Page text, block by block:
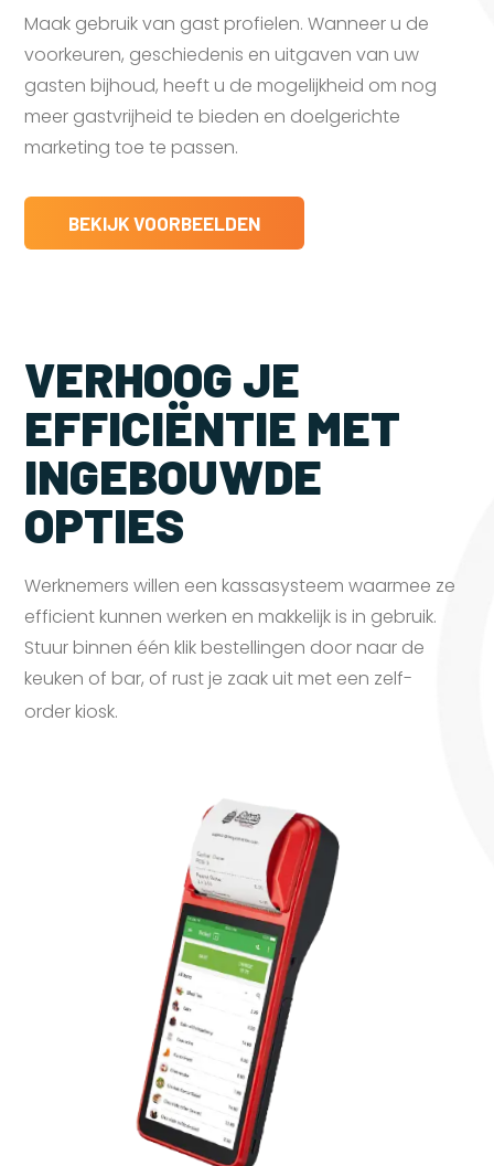
Maak gebruik van gast profielen. Wanneer u de
voorkeuren, geschiedenis en uitgaven van uw
gasten bijhoud, heeft u de mogelijkheid om nog
meer gastvrijheid te bieden en doelgerichte
marketing toe te passen.
BEKIJK VOORBEELDEN
VERHOOG JE
EFFICIËNTIE MET
INGEBOUWDE
OPTIES
Werknemers willen een kassasysteem waarmee ze
efficient kunnen werken en makkelijk is in gebruik.
Stuur binnen één klik bestellingen door naar de
keuken of bar, of rust je zaak uit met een zelf-
order kiosk.